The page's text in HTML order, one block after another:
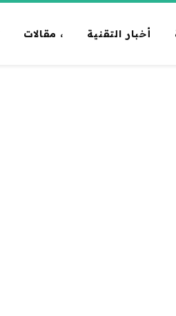
أخبار التقنية ، مقالات